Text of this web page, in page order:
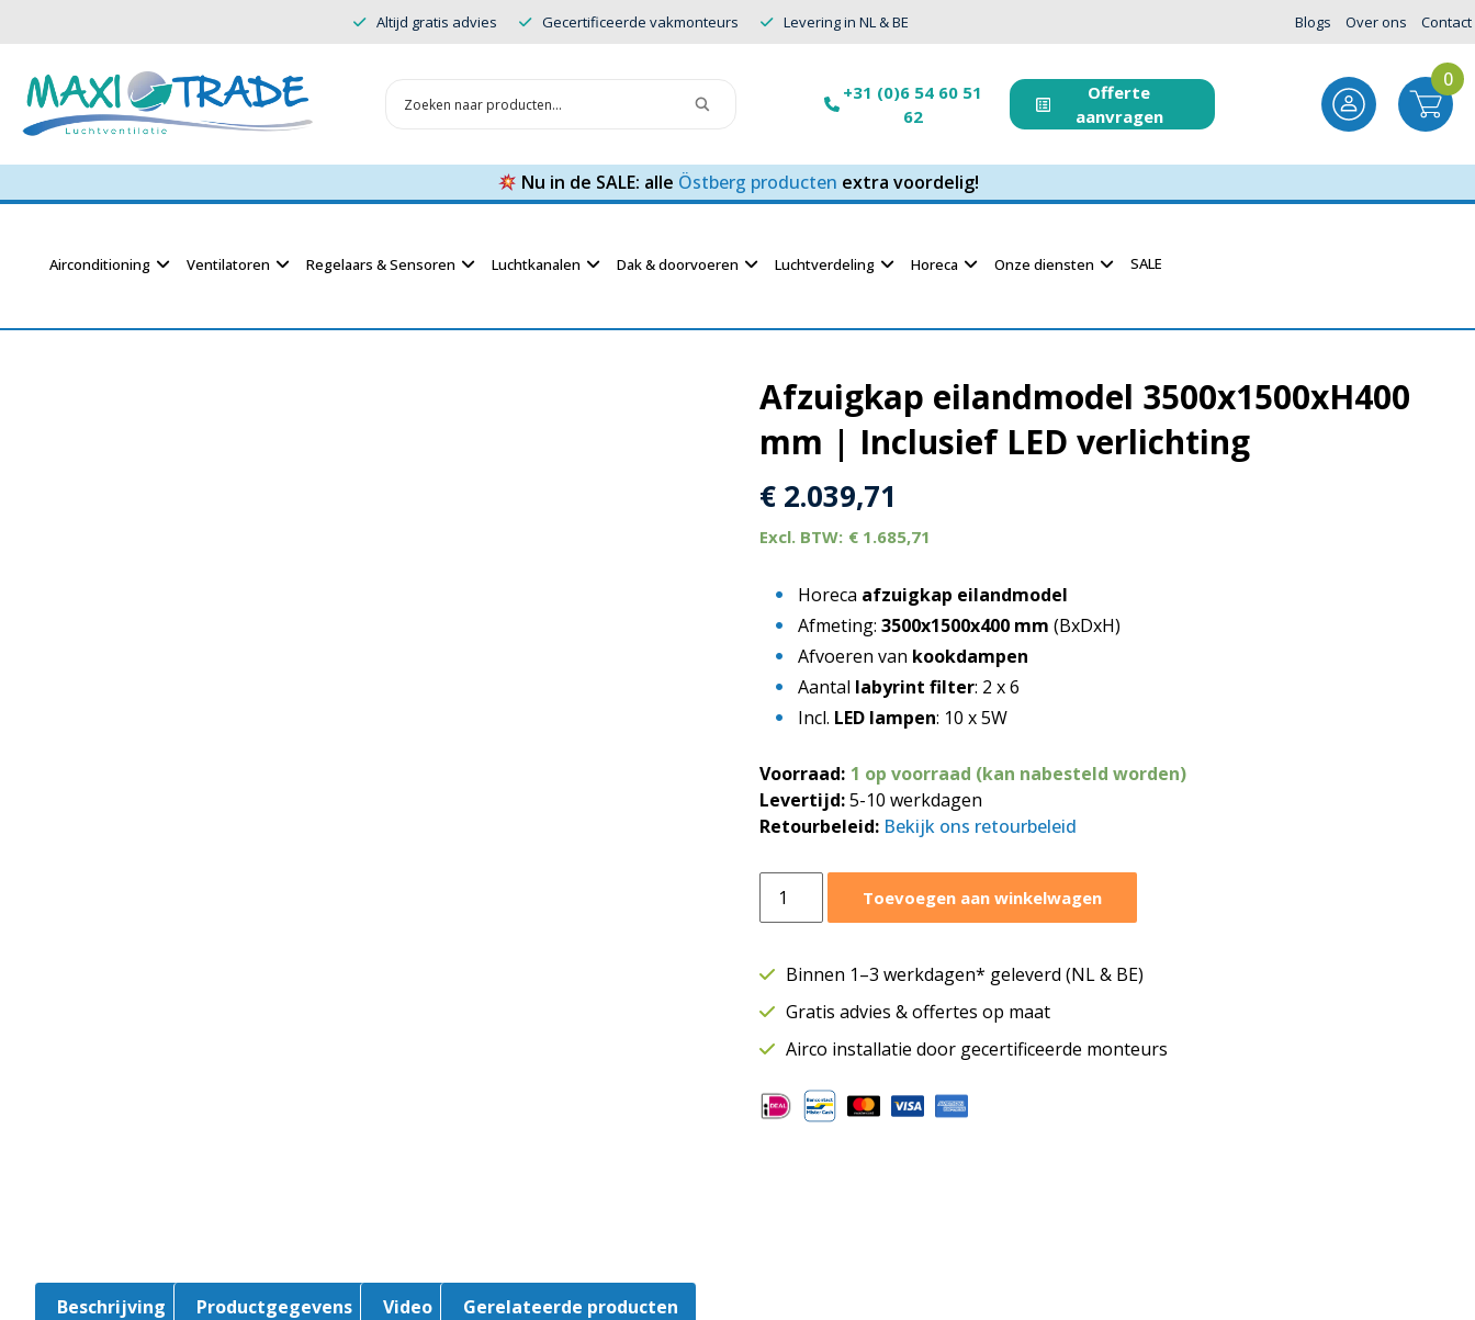
Altijd gratis advies Gecertificeerde vakmonteurs Levering in NL & BE Blogs Over ons Contact
+31 (0)6 54 60 51
62
Offerte
aanvragen
0
Nu in de SALE: alle Östberg producten extra voordelig!
Airconditioning Ventilatoren Regelaars & Sensoren Luchtkanalen Dak & doorvoeren Luchtverdeling Horeca Onze diensten SALE
Afzuigkap eilandmodel 3500x1500xH400
mm | Inclusief LED verlichting
€ 2.039,71
€ 1.685,71
Horeca afzuigkap eilandmodel
Afmeting: 3500x1500x400 mm (BxDxH)
Afvoeren van kookdampen
Aantal labyrint filter: 2 x 6
Incl. LED lampen: 10 x 5W
Voorraad: 1 op voorraad (kan nabesteld worden)
Levertijd:5-10 werkdagen
Retourbeleid: Bekijk ons retourbeleid
eilandmodel
mm
Inclusief
LED
aantal
Toevoegen aan winkelwagen
Binnen 1–3 werkdagen* geleverd (NL & BE)
Gratis advies & offertes op maat
Airco installatie door gecertificeerde monteurs
Beschrijving Productgegevens Video Gerelateerde producten